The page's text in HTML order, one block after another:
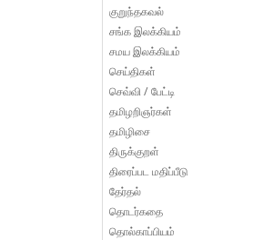
குறுந்தகவல்
சங்க இலக்கியம்
சமய இலக்கியம்
செய்திகள்
செவ்வி / பேட்டி
தமிழறிஞர்கள்
தமிழிசை
திருக்குறள்
திரைப்பட மதிப்பீடு
தேர்தல்
தொடர்கதை
தொல்காப்பியம்